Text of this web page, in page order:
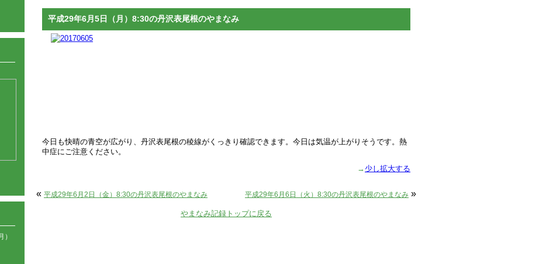
平成29年6月5日（月）8:30の丹沢表尾根のやまなみ
今日も快晴の青空が広がり、丹沢表尾根の稜線がくっきり確認できます。今日は気温が上がりそうです。熱
中症にご注意ください。
→ 少し拡大する
« 平成29年6月2日（金）8:30の丹沢表尾根のやまなみ 平成29年6月6日（火）8:30の丹沢表尾根のやまなみ »
やまなみ記録トップに戻る